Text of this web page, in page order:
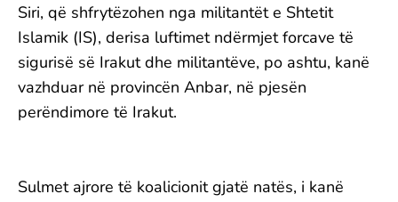
Siri, që shfrytëzohen nga militantët e Shtetit
Islamik (IS), derisa luftimet ndërmjet forcave të
sigurisë së Irakut dhe militantëve, po ashtu, kanë
vazhduar në provincën Anbar, në pjesën
perëndimore të Irakut.
Sulmet ajrore të koalicionit gjatë natës, i kanë